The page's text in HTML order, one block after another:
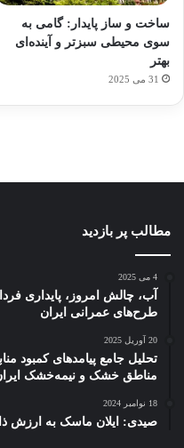
ساخت و ساز پایدار: گامی به
سوی محیطی سبزتر و آینده‌ای
بهتر
31 می 2025
برای
کشف
توسط
ژاکت
در
مجازی
…
توسط
با
مطالب پر بازدید
4 می 2025
آب، چالش امروز، پایداری
طرح‌های عمرانی ایران
20 آوریل 2025
تحلیل جامع پیامدهای کمبود
مناطق خشک و نیمه‌خشک
18 نوامبر 2024
صیدی: ایلان ماسک به ارزش